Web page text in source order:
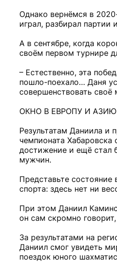
Однако вернёмся в
играл, разбирал
А в сентябре, когда
своём первом турнире
– Естественно, эта
пошло-поехало… Даня
совершенствовать своё
ОКНО В ЕВРОПУ И АЗИЮ
Результатам Даниила и
чемпионата
достижение и ещё стал
мужчин.
Представьте
спорта: здесь нет ни
При этом Даниил
он сам скромно
За результатами на
Даниил смог увидеть
поездок юного